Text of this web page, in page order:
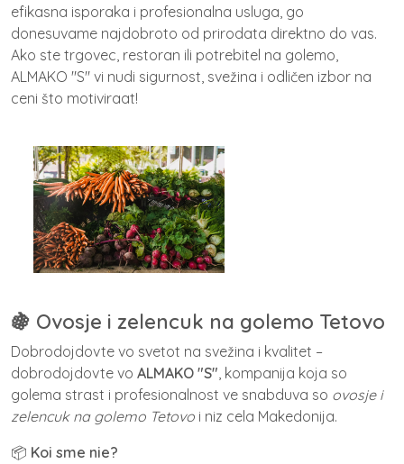
efikasna isporaka i profesionalna usluga, go
donesuvame najdobroto od prirodata direktno do vas.
Ako ste trgovec, restoran ili potrebitel na golemo,
ALMAKO "S" vi nudi sigurnost, svežina i odličen izbor na
ceni što motiviraat!
🍇 Ovosje i zelencuk na golemo Tetovo
Dobrodojdovte vo svetot na svežina i kvalitet –
dobrodojdovte vo ALMAKO "S", kompanija koja so
golema strast i profesionalnost ve snabduva so ovosje i
zelencuk na golemo Tetovo i niz cela Makedonija.
📦 Koi sme nie?